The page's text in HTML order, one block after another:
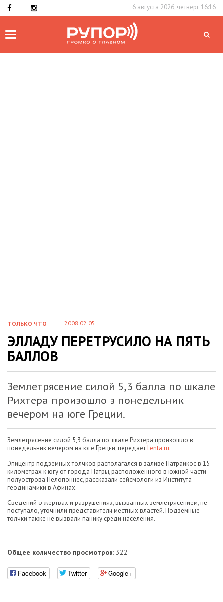
6 августа 2026, четверг 16:16
Toggle
ТОЛЬКО ЧТО 2008.02.05
ЭЛЛАДУ ПЕРЕТРУСИЛО НА ПЯТЬ
БАЛЛОВ
Землетрясение силой 5,3 балла по шкале
Рихтера произошло в понедельник
вечером на юге Греции.
Землетрясение силой 5,3 балла по шкале Рихтера произошло в
понедельник вечером на юге Греции, передаетLenta.ru.
Эпицентр подземных толчков располагался в заливе Патраикос в 15
километрах к югу от города Патры, расположенного в южной части
полуострова Пелопоннес, рассказали сейсмологи из Института
геодинамики в Афинах.
Сведений о жертвах и разрушениях, вызванных землетрясением, не
поступало, уточнили представители местных властей. Подземные
толчки также не вызвали панику среди населения.
Общее количество просмотров: 322
Facebook Twitter Google+